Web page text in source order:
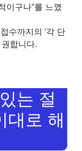
이구나”를 느꼈
수까지의 ‘각 단
합니다.
는 절
대로 해